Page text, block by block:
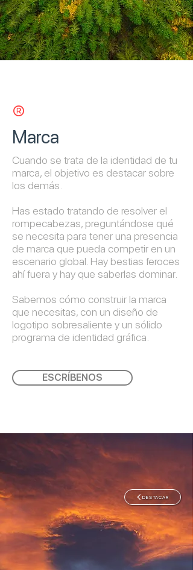
®
Marca
Cuando se trata de la identidad de tu
marca, el objetivo es destacar sobre
los demás.
Has estado tratando de resolver el
rompecabezas, preguntándose qué
se necesita para tener una presencia
de marca que pueda competir en un
escenario global. Hay bestias feroces
ahí fuera y hay que saberlas dominar.
Sabemos cómo construir la marca
que necesitas, con un diseño de
logotipo sobresaliente y un sólido
programa de identidad gráfica.
ESCRÍBENOS
DESTACAR